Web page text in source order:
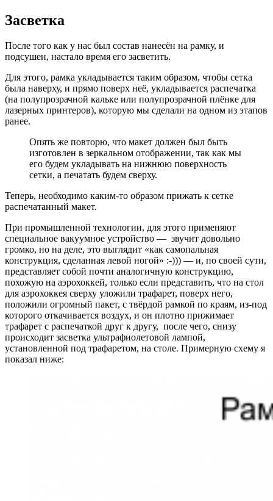
Засветка
После того как у нас был состав нанесён на рамку, и
подсушен, настало время его засветить.
Для этого, рамка укладывается таким образом, чтобы сетка
была наверху, и прямо поверх неё, укладывается распечатка
(на полупрозрачной кальке или полупрозрачной плёнке для
лазерных принтеров), которую мы сделали на одном из этапов
ранее.
Опять же повторю, что макет должен был быть
изготовлен в зеркальном отображении, так как мы
его будем укладывать на нижнюю поверхность
сетки, а печатать будем сверху.
Теперь, необходимо каким-то образом прижать к сетке
распечатанный макет.
При промышленной технологии, для этого применяют
специальное вакуумное устройство — звучит довольно
громко, но на деле, это выглядит «как самопальная
конструкция, сделанная левой ногой» :-))) — и, по своей сути,
представляет собой почти аналогичную конструкцию,
похожую на аэрохоккей, только если представить, что на стол
для аэрохоккея сверху уложили трафарет, поверх него,
положили огромный пакет, с твёрдой рамкой по краям, из-под
которого откачивается воздух, и он плотно прижимает
трафарет с распечаткой друг к другу, после чего, снизу
происходит засветка ультрафиолетовой лампой,
установленной под трафаретом, на столе. Примерную схему я
показал ниже: